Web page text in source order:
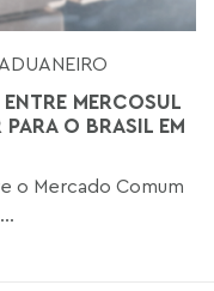
MERCOSUL
O BRASIL EM
o Mercado Comum